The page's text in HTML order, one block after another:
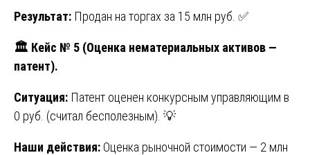
Результат: Продан на торгах за 15 млн руб. ✅
🏛️ Кейс № 5 (Оценка нематериальных активов —
патент).
Ситуация: Патент оценен конкурсным управляющим в
0 руб. (считал бесполезным). 💡
Наши действия: Оценка рыночной стоимости — 2 млн